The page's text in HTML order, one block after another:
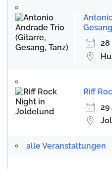
28
Riff
29
alle Veranstaltungen